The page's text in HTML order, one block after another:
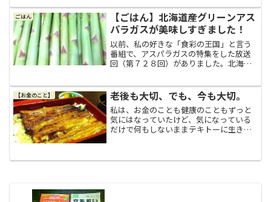
んかけ焼きそばをいただく時は、傍から
見たらきっと引くほどシャ...
ごはん
【ごはん】北海道産グリーンアス
パラガスが美味しすぎました！
以前、私の好きな「食彩の王国」と言う
番組で、アスパラガスの特集をした放送
回（第７２８回）がありました。北海道
パラガス農家で収穫されたアスパラガス
の太さたるや、いつもスー...
【お金のこと】 老後も大切、でも、今も大切。
私は、お金のことも健康のこともずっと
気にはなっていたけど、気になっている
だけで何もしないままテキトーに生きて
き（＾＾；このままじゃ色々とマズイこ